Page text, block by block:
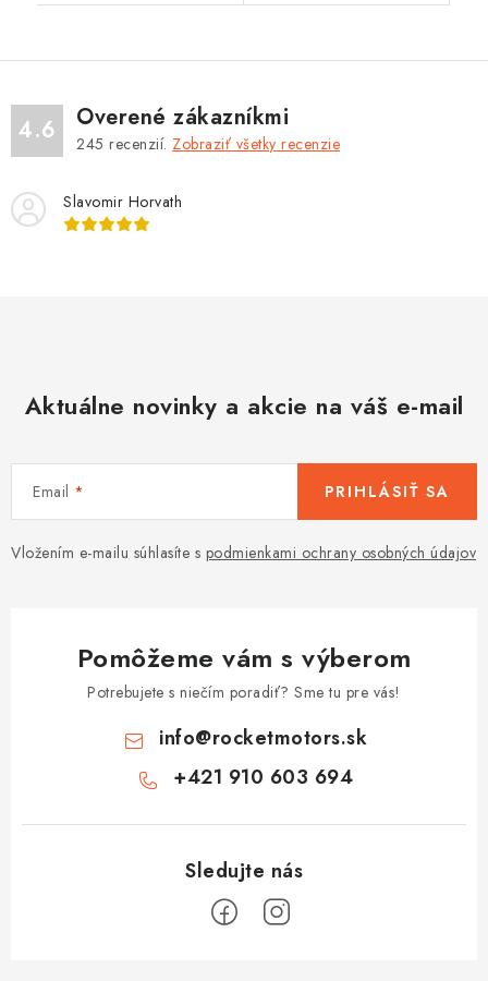
4.6 Overené zákazníkmi
245 recenzií. Zobraziť všetky recenzie
Slavomir Horvath
Aktuálne novinky a akcie na váš e-mail
Email
Vložením e-mailu súhlasíte s podmienkami ochrany osobných údajov
PRIHLÁSIŤ SA
Pomôžeme vám s výberom
Potrebujete s niečím poradiť? Sme tu pre vás!
info@rocketmotors.sk
+421 910 603 694